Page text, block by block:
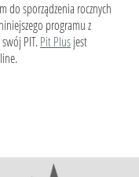
do sporządzenia rocznych
programu z
PIT.Pit Plusjest